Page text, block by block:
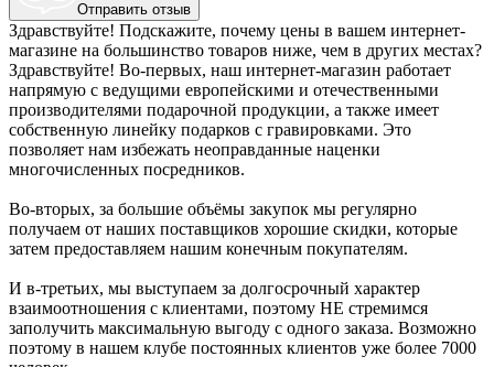
Отправить отзыв
Здравствуйте! Подскажите, почему цены в вашем интернет-
магазине на большинство товаров ниже, чем в других местах?
Здравствуйте! Во-первых, наш интернет-магазин работает
напрямую с ведущими европейскими и отечественными
производителями подарочной продукции, а также имеет
собственную линейку подарков с гравировками. Это
позволяет нам избежать неоправданные наценки
многочисленных посредников.
Во-вторых, за большие объёмы закупок мы регулярно
получаем от наших поставщиков хорошие скидки, которые
затем предоставляем нашим конечным покупателям.
И в-третьих, мы выступаем за долгосрочный характер
взаимоотношения с клиентами, поэтому НЕ стремимся
заполучить максимальную выгоду с одного заказа. Возможно
поэтому в нашем клубе постоянных клиентов уже более 7000